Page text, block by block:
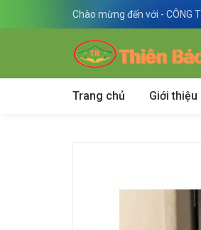
Chào mừng đến với - CÔNG
Trang chủ Giới thiệu